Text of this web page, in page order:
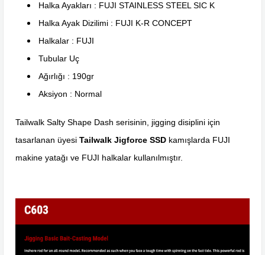
Halka Ayakları : FUJI STAINLESS STEEL SIC K
Halka Ayak Dizilimi : FUJI K-R CONCEPT
Halkalar : FUJI
Tubular Uç
Ağırlığı : 190gr
Aksiyon : Normal
Tailwalk Salty Shape Dash serisinin, jigging disiplini için
tasarlanan üyesi Tailwalk Jigforce SSD kamışlarda FUJI
makine yatağı ve FUJI halkalar kullanılmıştır.